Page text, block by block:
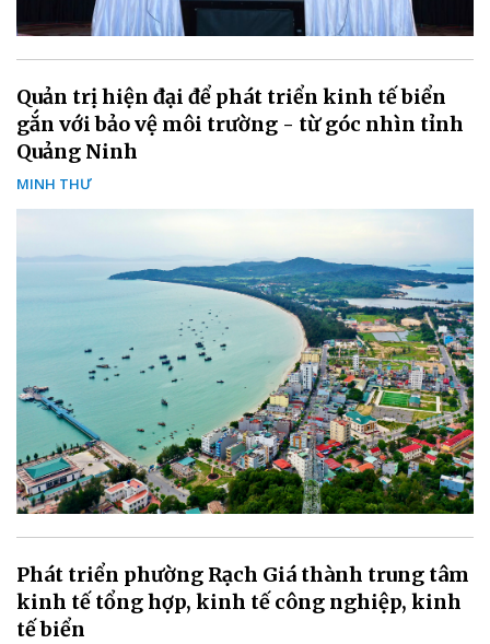
Quản trị hiện đại để phát triển kinh tế biển
gắn với bảo vệ môi trường - từ góc nhìn tỉnh
Quảng Ninh
MINH THƯ
Phát triển phường Rạch Giá thành trung tâm
kinh tế tổng hợp, kinh tế công nghiệp, kinh
tế biển